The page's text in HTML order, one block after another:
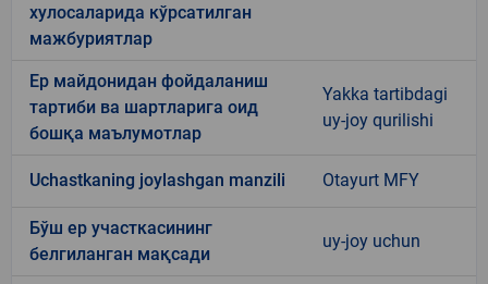
хулосаларида кўрсатилган
мажбуриятлар
Ер майдонидан фойдаланиш
тартиби ва шартларига оид
бошқа маълумотлар
Yakka tartibdagi
uy-joy qurilishi
Uchastkaning joylashgan manzili Otayurt MFY
Бўш ер участкасининг
белгиланган мақсади
uy-joy uchun